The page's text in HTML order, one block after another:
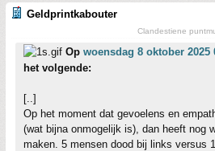
Geldprintkabouter
Clandestiene
Op woensdag 8 oktober 2025
het volgende:
[..]
Op het moment dat gevoelens en
(wat bijna onmogelijk is), dan heeft nog
maken. 5 mensen dood bij links versus